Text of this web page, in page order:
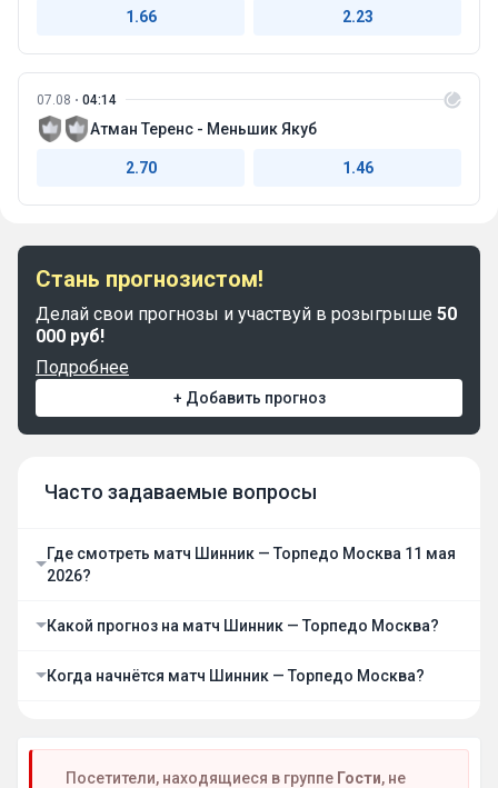
1.66 2.23
07.08 04:14
Атман Теренс - Меньшик Якуб
2.70 1.46
Стань прогнозистом!
Делай свои прогнозы и участвуй в розыгрыше 50
000 руб!
Подробнее
+ Добавить прогноз
Часто задаваемые вопросы
Где смотреть матч Шинник — Торпедо Москва 11 мая
2026?
Какой прогноз на матч Шинник — Торпедо Москва?
Когда начнётся матч Шинник — Торпедо Москва?
Посетители, находящиеся в группе Гости, не